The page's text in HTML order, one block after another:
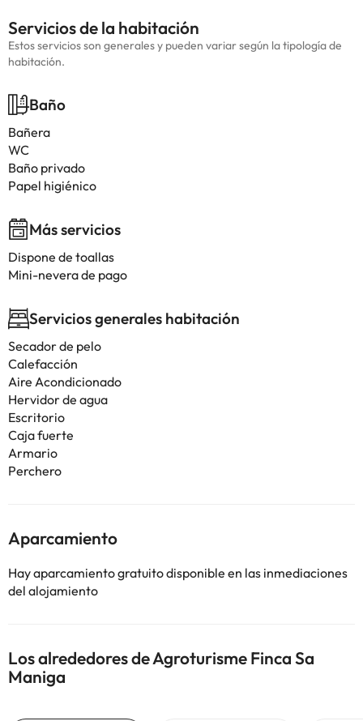
Servicios de la habitación
Estos servicios son generales y pueden variar según la tipología de
habitación.
Baño
Bañera
WC
Baño privado
Papel higiénico
Más servicios
Dispone de toallas
Mini-nevera de pago
Servicios generales habitación
Secador de pelo
Calefacción
Aire Acondicionado
Hervidor de agua
Escritorio
Caja fuerte
Armario
Perchero
Aparcamiento
Hay aparcamiento gratuito disponible en las inmediaciones
del alojamiento
Los alrededores de Agroturisme Finca Sa
Maniga